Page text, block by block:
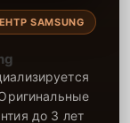
SAMSUNG
до 3 лет